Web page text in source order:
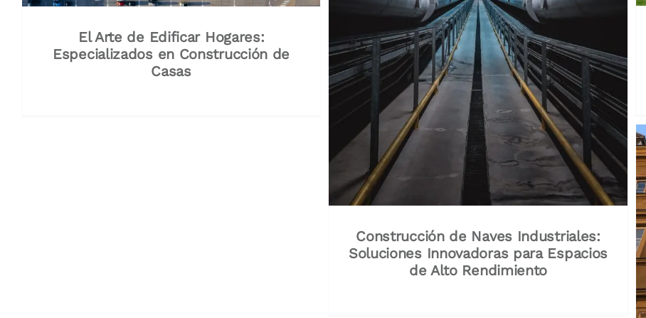
El Arte de Edificar Hogares:
Especializados en Construcción de
Casas
Construcción de Naves Industriales:
Soluciones Innovadoras para Espacios
de Alto Rendimiento